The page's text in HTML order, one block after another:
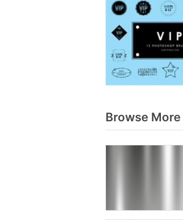
Browse